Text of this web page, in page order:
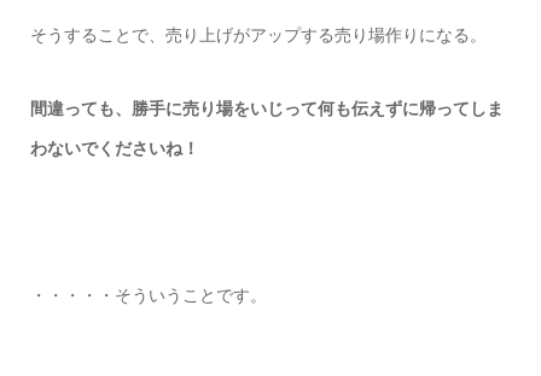
そうすることで、売り上げがアップする売り場作りになる。
間違っても、勝手に売り場をいじって何も伝えずに帰ってしま
わないでくださいね！
・・・・・そういうことです。